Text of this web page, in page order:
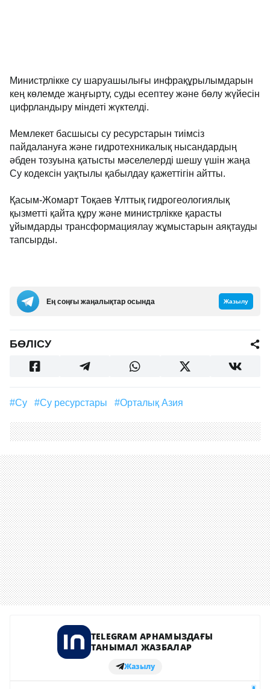
Министрлікке су шаруашылығы инфрақұрылымдарын
кең көлемде жаңғырту, суды есептеу және бөлу жүйесін
цифрландыру міндеті жүктелді.
Мемлекет басшысы су ресурстарын тиімсіз
пайдалануға және гидротехникалық нысандардың
әбден тозуына қатысты мәселелерді шешу үшін жаңа
Су кодексін уақтылы қабылдау қажеттігін айтты.
Қасым-Жомарт Тоқаев Ұлттық гидрогеологиялық
қызметті қайта құру және министрлікке қарасты
ұйымдарды трансформациялау жұмыстарын аяқтауды
тапсырды.
Ең соңғы жаңалықтар осында Жазылу
БӨЛІСУ
#су #су ресурстары #Орталық Азия